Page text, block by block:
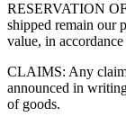
RESERVATION
shipped remain our
value, in
CLAIMS: Any claim
announced in
of goods.